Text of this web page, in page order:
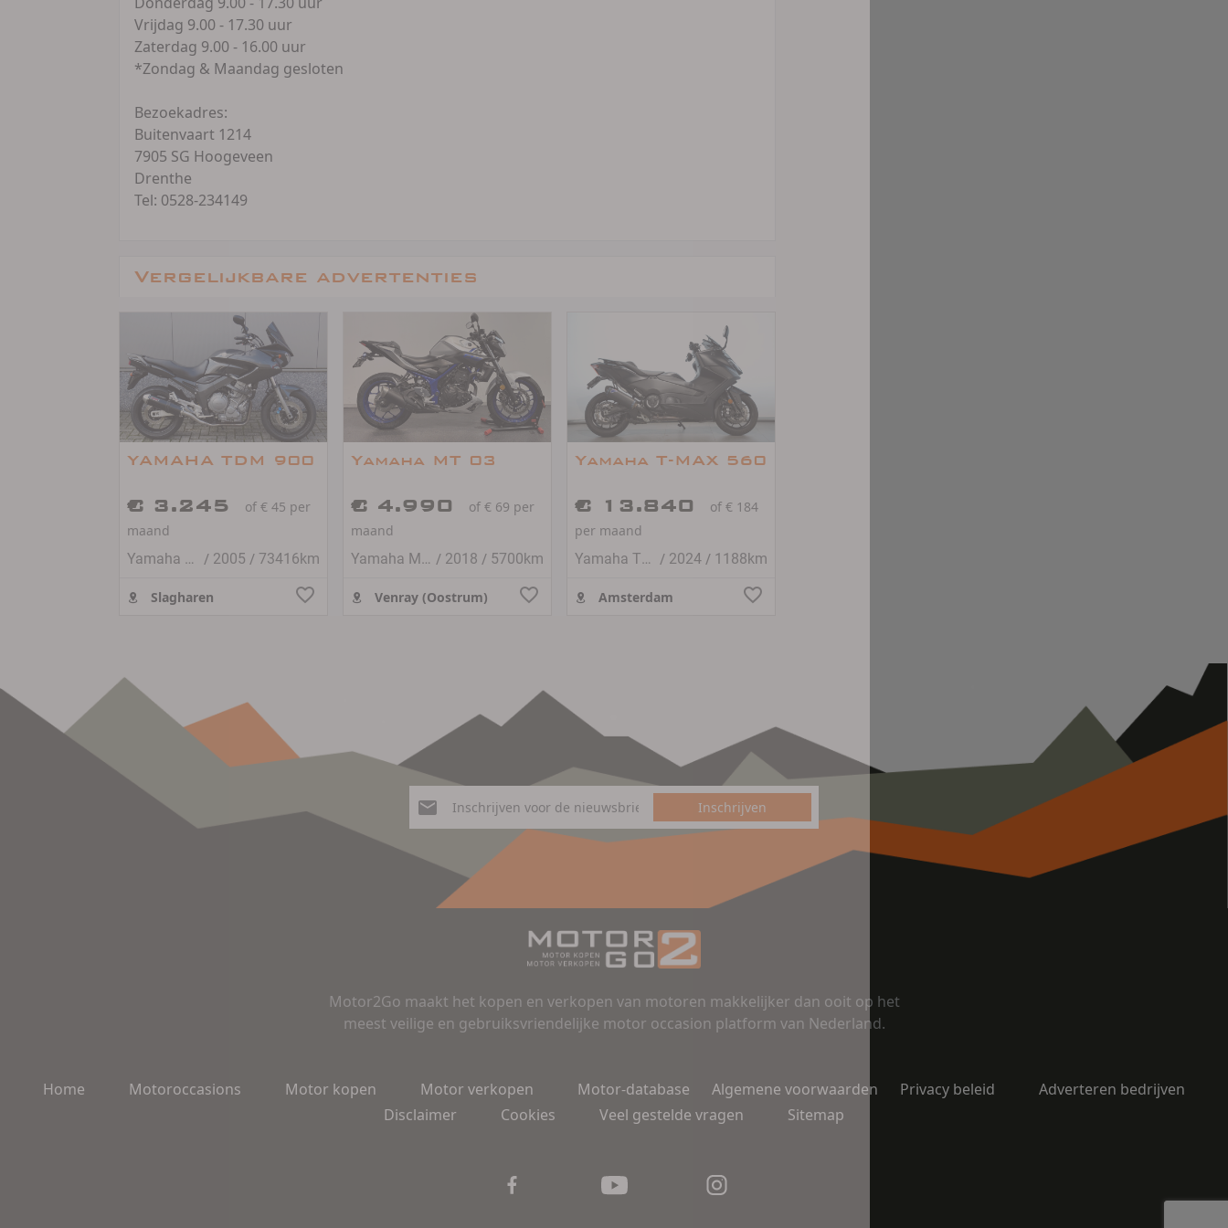
Vrijdag 9.00 - 17.30 uur
Zaterdag 9.00 - 16.00 uur
*Zondag & Maandag gesloten
Bezoekadres:
Buitenvaart 1214
7905 SG Hoogeveen
Drenthe
Tel: 0528-234149
Vergelijkbare advertenties
YAMAHA TDM 900
€ 3.245
of € 45 per
maand
Yamaha TDM 900
/ 2005 / 73416km
Slagharen
Yamaha MT 03
€ 4.990
of € 69 per
maand
Yamaha MT-03 / 2018 / 5700km
Venray (Oostrum)
Yamaha T-MAX 560
€ 13.840
of € 184
per maand
Yamaha TMAX 560 / 2024 / 1188km
Amsterdam
Inschrijven
Motor2Go maakt het kopen en verkopen van motoren makkelijker dan ooit op het
meest veilige en gebruiksvriendelijke motor occasion platform van Nederland.
Home Motoroccasions Motor kopen Motor verkopen Motor-database Algemene voorwaarden Privacy beleid
Adverteren bedrijven
Disclaimer
Cookies Veel gestelde vragen Sitemap